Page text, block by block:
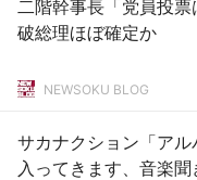
二階幹事長「党員投
破総理ほぼ確定か
NEWSOKU BLOG
サカナクション「ア
入ってきます、音楽